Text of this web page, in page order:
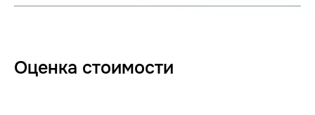
Оценка стоимости